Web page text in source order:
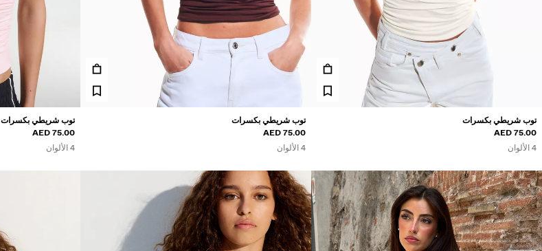
توب شريطي بكسرات
75.00 AED
4 الألوان
توب شريطي بكسرات
75.00 AED
4 الألوان
توب شريطي بكسرات
75.00 AED
4 الألوان